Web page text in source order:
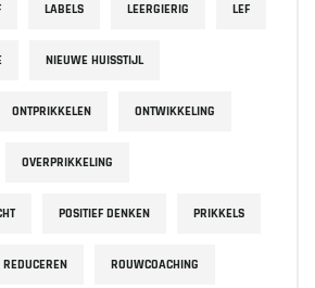
LABELS LEERGIERIG LEF
NIEUWE HUISSTIJL
ONTPRIKKELEN ONTWIKKELING
OVERPRIKKELING
POSITIEF DENKEN PRIKKELS
REDUCEREN ROUWCOACHING